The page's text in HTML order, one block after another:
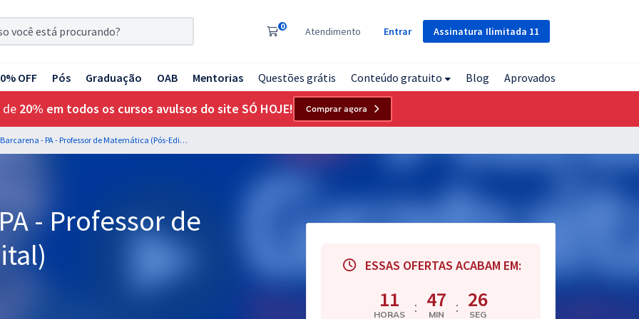
Assinatura Ilimitada 11
0 Atendimento Entrar
OFF Pós Graduação OAB Mentorias Questões grátis Conteúdo gratuito Blog Aprovados
de 20% em todos os cursos avulsos do site SÓ HOJE! Comprar agora
SEMED Barcarena - PA - Professor de Matemática (Pós-Edital)
- Professor de
ESSAS OFERTAS ACABAM EM:
11
HORAS : 47
MIN : 25
SEG